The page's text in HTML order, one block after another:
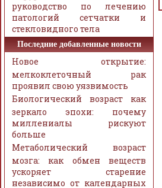
руководство по лечению
патологий сетчатки и
стекловидного тела
Последние добавленные новости
Новое открытие:
мелкоклеточный рак
проявил свою уязвимость
Биологический возраст как
зеркало эпохи: почему
миллениалы рискуют
больше
Метаболический возраст
мозга: как обмен веществ
ускоряет старение
независимо от календарных